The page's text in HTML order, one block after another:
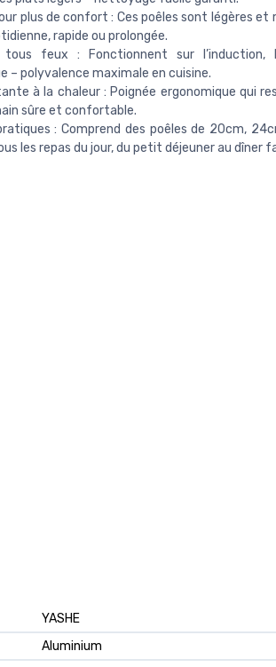
plus de confort : Ces poêles sont légères et
rapide ou prolongée.
tous feux : Fonctionnent sur l’induction,
– polyvalence maximale en cuisine.
à la chaleur : Poignée ergonomique qui
sûre et confortable.
: Comprend des poêles de 20cm,
les repas du jour, du petit déjeuner au dîner
YASHE
Aluminium